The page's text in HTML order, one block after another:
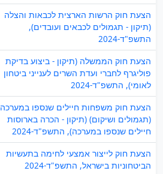
הצעת חוק הרשות הארצית לכבאות והצלה
(תיקון - תגמולים לכבאים ועובדים),
התשפ"ד-2024
הצעת חוק הממשלה (תיקון - ביצוע בדיקת
פוליגרף לחברי ועדת השרים לענייני ביטחון
לאומי), התשפ"ד-2024
הצעת חוק משפחות חיילים שנספו במערכה
(תגמולים ושיקום) (תיקון - הכרה בארוסות
חיילים שנספו במערכה), התשפ"ד-2024
הצעת חוק לייצור אמצעי לחימה בתעשיות
הביטחוניות בישראל, התשפ"ד-2024